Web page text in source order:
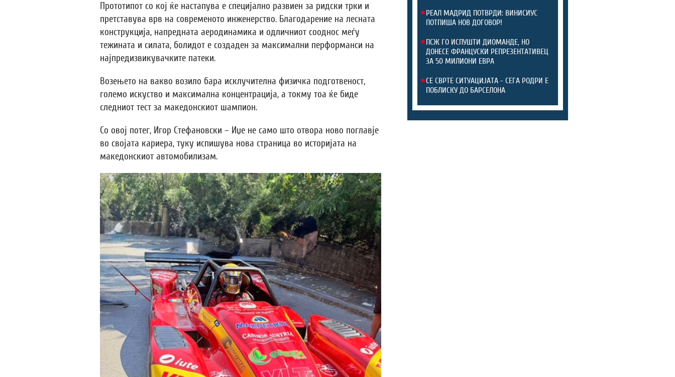
Прототипот со кој ќе настапува е специјално развиен за ридски трки и
претставува врв на современото инженерство. Благодарение на лесната
конструкција, напредната аеродинамика и одличниот сооднос меѓу
тежината и силата, болидот е создаден за максимални перформанси на
најпредизвикувачките патеки.
Возењето на вакво возило бара исклучителна физичка подготвеност,
големо искуство и максимална концентрација, а токму тоа ќе биде
следниот тест за македонскиот шампион.
Со овој потег, Игор Стефановски – Иџе не само што отвора ново поглавје
во својата кариера, туку испишува нова страница во историјата на
македонскиот автомобилизам.
РЕАЛ МАДРИД ПОТВРДИ: ВИНИСИУС
ПОТПИША НОВ ДОГОВОР!
ПСЖ ГО ИСПУШТИ ДИОМАНДЕ, НО
ДОНЕСЕ ФРАНЦУСКИ РЕПРЕЗЕНТАТИВЕЦ
ЗА 50 МИЛИОНИ ЕВРА
СЕ СВРТЕ СИТУАЦИЈАТА - СЕГА РОДРИ Е
ПОБЛИСКУ ДО БАРСЕЛОНА